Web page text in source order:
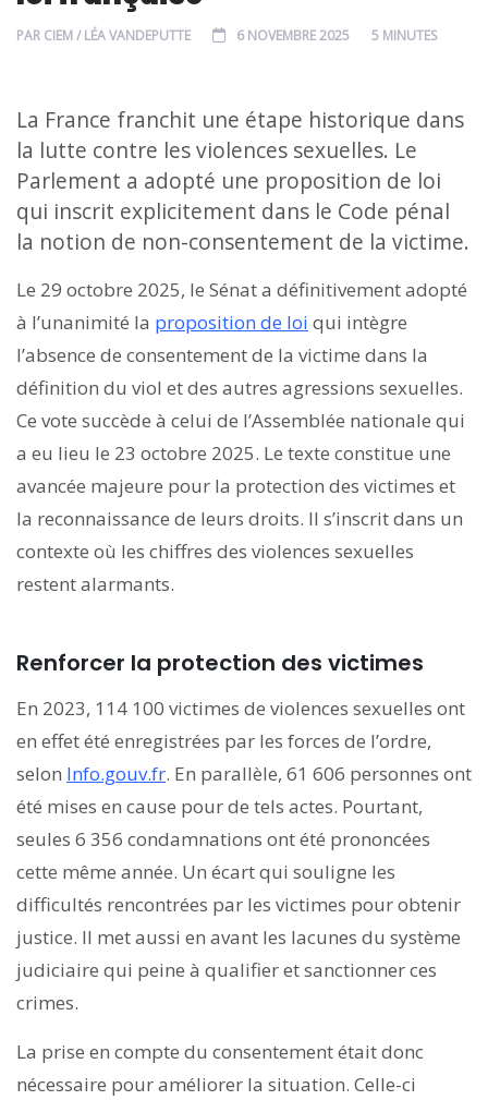
PAR CIEM / LÉA VANDEPUTTE 6 NOVEMBRE 2025 5 MINUTES
La France franchit une étape historique dans
la lutte contre les violences sexuelles. Le
Parlement a adopté une proposition de loi
qui inscrit explicitement dans le Code pénal
la notion de non-consentement de la victime.
Le 29 octobre 2025, le Sénat a définitivement adopté
à l’unanimité la proposition de loi qui intègre
l’absence de consentement de la victime dans la
définition du viol et des autres agressions sexuelles.
Ce vote succède à celui de l’Assemblée nationale qui
a eu lieu le 23 octobre 2025. Le texte constitue une
avancée majeure pour la protection des victimes et
la reconnaissance de leurs droits. Il s’inscrit dans un
contexte où les chiffres des violences sexuelles
restent alarmants.
Renforcer la protection des victimes
En 2023, 114 100 victimes de violences sexuelles ont
en effet été enregistrées par les forces de l’ordre,
selon Info.gouv.fr. En parallèle, 61 606 personnes ont
été mises en cause pour de tels actes. Pourtant,
seules 6 356 condamnations ont été prononcées
cette même année. Un écart qui souligne les
difficultés rencontrées par les victimes pour obtenir
justice. Il met aussi en avant les lacunes du système
judiciaire qui peine à qualifier et sanctionner ces
crimes.
La prise en compte du consentement était donc
nécessaire pour améliorer la situation. Celle-ci